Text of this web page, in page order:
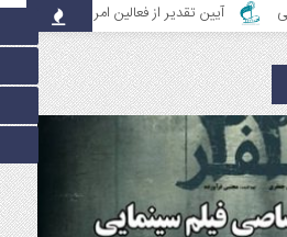
آیین تقدیر از فعالین امر ازدواج استان